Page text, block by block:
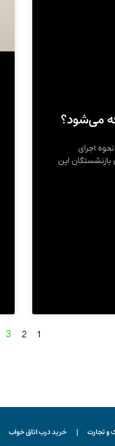
اجرای
افزایش حقوق بازنشستگان این
1
2
3
و تجارت | خرید درب اتاق خواب